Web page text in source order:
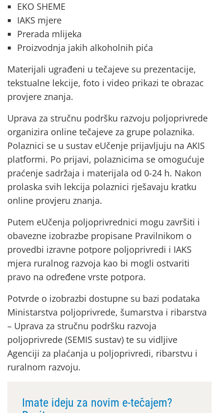
EKO SHEME
IAKS mjere
Prerada mlijeka
Proizvodnja jakih alkoholnih pića
Materijali ugrađeni u tečajeve su prezentacije,
tekstualne lekcije, foto i video prikazi te obrazac
provjere znanja.
Uprava za stručnu podršku razvoju poljoprivrede
organizira online tečajeve za grupe polaznika.
Polaznici se u sustav eUčenje prijavljuju na AKIS
platformi. Po prijavi, polaznicima se omogućuje
praćenje sadržaja i materijala od 0-24 h. Nakon
prolaska svih lekcija polaznici rješavaju kratku
online provjeru znanja.
Putem eUčenja poljoprivrednici mogu završiti i
obavezne izobrazbe propisane Pravilnikom o
provedbi izravne potpore poljoprivredi i IAKS
mjera ruralnog razvoja kao bi mogli ostvariti
pravo na određene vrste potpora.
Potvrde o izobrazbi dostupne su bazi podataka
Ministarstva poljoprivrede, šumarstva i ribarstva
– Uprava za stručnu podršku razvoja
poljoprivrede (SEMIS sustav) te su vidljive
Agenciji za plaćanja u poljoprivredi, ribarstvu i
ruralnom razvoju.
Imate ideju za novim e-tečajem?